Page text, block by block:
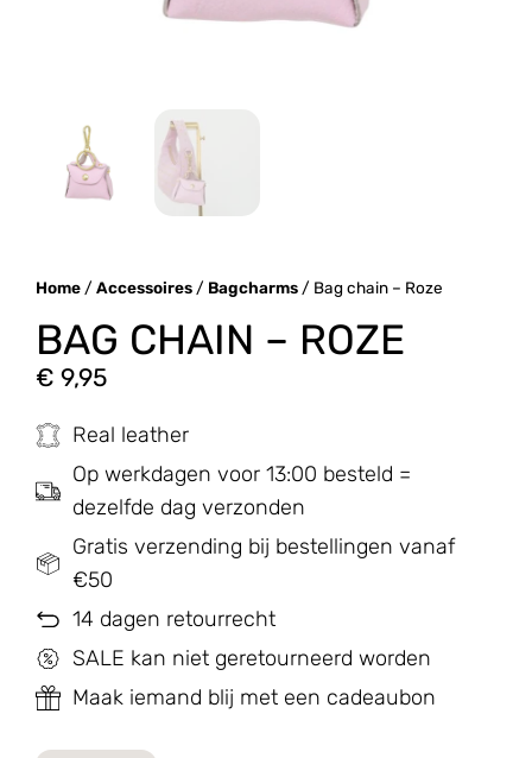
Home / Accessoires / Bagcharms / Bag chain – Roze
BAG CHAIN – ROZE
€ 9,95
Real leather
Op werkdagen voor 13:00 besteld =
dezelfde dag verzonden
Gratis verzending bij bestellingen vanaf
€50
14 dagen retourrecht
SALE kan niet geretourneerd worden
Maak iemand blij met een cadeaubon